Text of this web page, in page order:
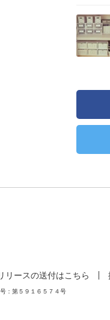
リースの送付はこちら
：第５９１６５７４号